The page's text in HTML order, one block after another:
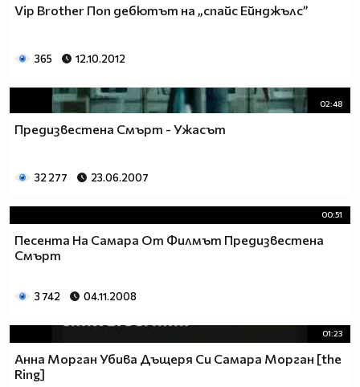
Vip Brother Поп дебютът на „спайс Ейнджълс”
365 12.10.2012
02:48
Предизвестена Смърт - Ужасът
32 277 23.06.2007
00:51
Песента На Самара От Филмът Предизвестeна
Смърт
3 742 04.11.2008
01:23
Анна Морган Убива Дъщеря Си Самара Морган [the
Ring]